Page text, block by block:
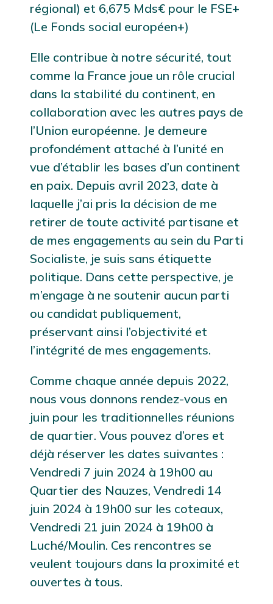
régional) et 6,675 Mds€ pour le FSE+
(Le Fonds social européen+)
Elle contribue à notre sécurité, tout
comme la France joue un rôle crucial
dans la stabilité du continent, en
collaboration avec les autres pays de
l’Union européenne. Je demeure
profondément attaché à l’unité en
vue d’établir les bases d’un continent
en paix. Depuis avril 2023, date à
laquelle j’ai pris la décision de me
retirer de toute activité partisane et
de mes engagements au sein du Parti
Socialiste, je suis sans étiquette
politique. Dans cette perspective, je
m’engage à ne soutenir aucun parti
ou candidat publiquement,
préservant ainsi l’objectivité et
l’intégrité de mes engagements.
Comme chaque année depuis 2022,
nous vous donnons rendez-vous en
juin pour les traditionnelles réunions
de quartier. Vous pouvez d’ores et
déjà réserver les dates suivantes :
Vendredi 7 juin 2024 à 19h00 au
Quartier des Nauzes, Vendredi 14
juin 2024 à 19h00 sur les coteaux,
Vendredi 21 juin 2024 à 19h00 à
Luché/Moulin. Ces rencontres se
veulent toujours dans la proximité et
ouvertes à tous.